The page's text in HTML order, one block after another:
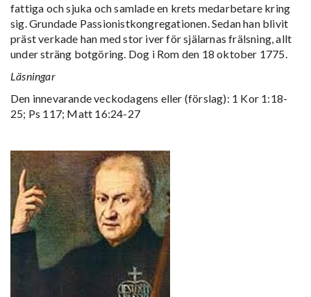
fattiga och sjuka och samlade en krets medarbetare kring
sig. Grundade Passionistkongregationen. Sedan han blivit
präst verkade han med stor iver för själarnas frälsning, allt
under sträng botgöring. Dog i Rom den 18 oktober 1775.
Läsningar
Den innevarande veckodagens eller (förslag): 1 Kor 1:18-
25; Ps 117; Matt 16:24-27